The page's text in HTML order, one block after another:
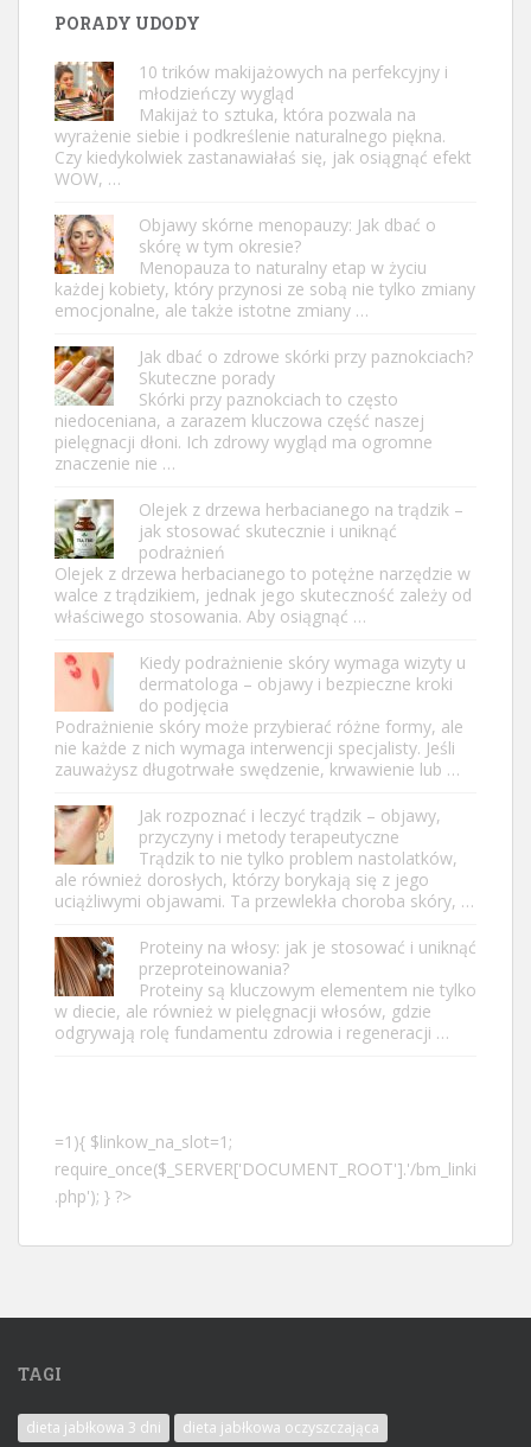
PORADY UDODY
10 trików makijażowych na perfekcyjny i
młodzieńczy wygląd
Makijaż to sztuka, która pozwala na
wyrażenie siebie i podkreślenie naturalnego piękna.
Czy kiedykolwiek zastanawiałaś się, jak osiągnąć efekt
WOW, …
Objawy skórne menopauzy: Jak dbać o
skórę w tym okresie?
Menopauza to naturalny etap w życiu
każdej kobiety, który przynosi ze sobą nie tylko zmiany
emocjonalne, ale także istotne zmiany …
Jak dbać o zdrowe skórki przy paznokciach?
Skuteczne porady
Skórki przy paznokciach to często
niedoceniana, a zarazem kluczowa część naszej
pielęgnacji dłoni. Ich zdrowy wygląd ma ogromne
znaczenie nie …
Olejek z drzewa herbacianego na trądzik –
jak stosować skutecznie i uniknąć
podrażnień
Olejek z drzewa herbacianego to potężne narzędzie w
walce z trądzikiem, jednak jego skuteczność zależy od
właściwego stosowania. Aby osiągnąć …
Kiedy podrażnienie skóry wymaga wizyty u
dermatologa – objawy i bezpieczne kroki
do podjęcia
Podrażnienie skóry może przybierać różne formy, ale
nie każde z nich wymaga interwencji specjalisty. Jeśli
zauważysz długotrwałe swędzenie, krwawienie lub …
Jak rozpoznać i leczyć trądzik – objawy,
przyczyny i metody terapeutyczne
Trądzik to nie tylko problem nastolatków,
ale również dorosłych, którzy borykają się z jego
uciążliwymi objawami. Ta przewlekła choroba skóry, …
Proteiny na włosy: jak je stosować i uniknąć
przeproteinowania?
Proteiny są kluczowym elementem nie tylko
w diecie, ale również w pielęgnacji włosów, gdzie
odgrywają rolę fundamentu zdrowia i regeneracji …
=1){ $linkow_na_slot=1;
require_once($_SERVER['DOCUMENT_ROOT'].'/bm_linki
.php'); } ?>
TAGI
dieta jabłkowa 3 dni
dieta jabłkowa oczyszczająca